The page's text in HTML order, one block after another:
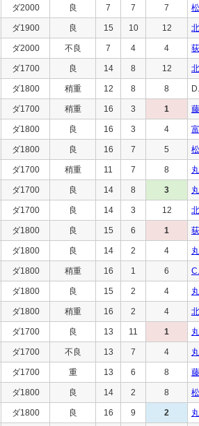
ダ2000 良 7 7 7
ダ1900 良 15 10 12
ダ2000 不良 7 4 4
ダ1700 良 14 8 12
ダ1800 稍重 12 8 8
ダ1700 稍重 16 3 1
ダ1800 良 16 3 4
ダ1800 良 16 7 5
ダ1700 稍重 11 7 8
ダ1700 良 14 8 3
ダ1700 良 14 3 12
ダ1800 良 15 6 1
ダ1800 良 14 2 4
ダ1800 稍重 16 1 6
ダ1800 良 15 2 4
ダ1800 稍重 16 2 4
ダ1700 良 13 11 1
ダ1700 不良 13 7 4
ダ1700 重 13 6 8
ダ1800 良 14 2 8
ダ1800 良 16 9 2